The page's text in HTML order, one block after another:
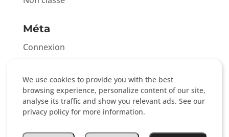
Méta
Connexion
Flux des commentaires
Site de WordPress-FR
We use cookies to provide you with the best
browsing experience, personalize content of our site,
analyse its traffic and show you relevant ads. See our
privacy policy for more information.